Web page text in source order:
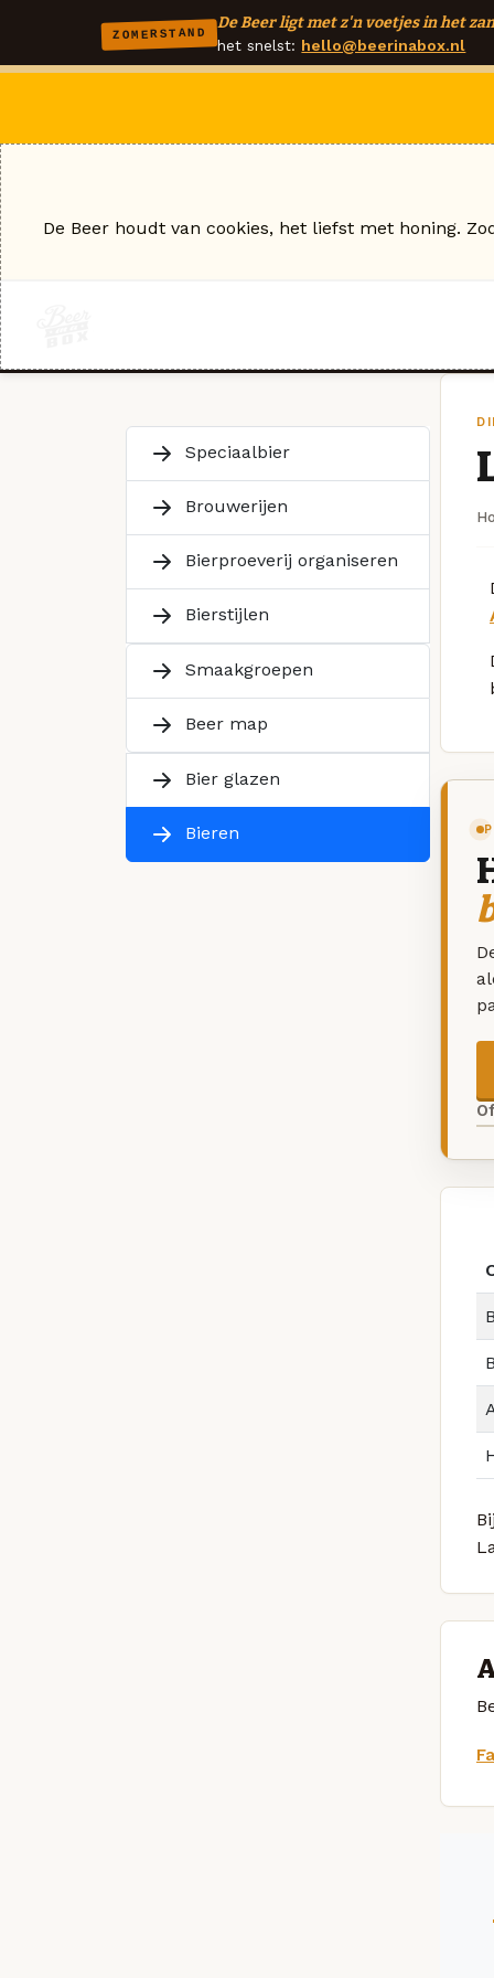
ZOMERSTAND
De Beer ligt met z'n voetjes in het
het snelst: hello@beerinabox.nl
Speciaalbier
Brouwerijen
Bierproeverij organiseren
Bierstijlen
Smaakgroepen
Beer map
Bier glazen
Bieren
De Beer houdt van cookies, het liefst met honing.